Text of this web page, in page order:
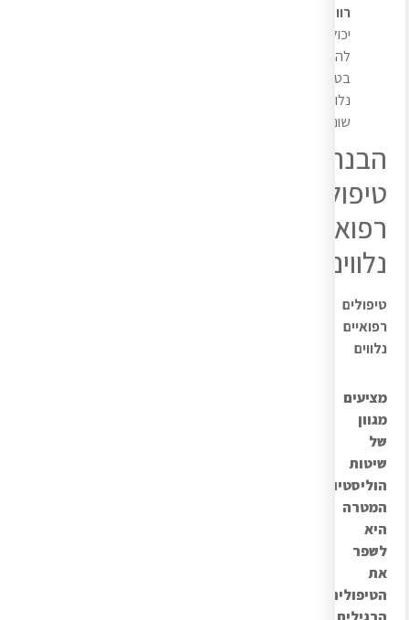
רווחה
יכול
להתעשר
בטיפולים
נלווים
שונים.
הבנת
טיפולים
רפואיים
נלווים
טיפולים
רפואיים
נלווים
מציעים
מגוון
של
שיטות
הוליסטיות.
המטרה
היא
לשפר
את
הטיפולים